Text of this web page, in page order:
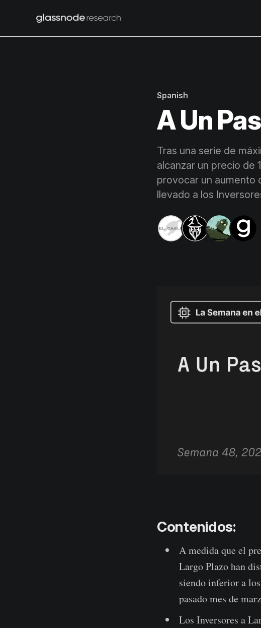
Spanish
A Un
Tras una serie de
alcanzar un precio de
provocar un aumento
llevado a los
Contenidos:
A medida que el
Largo Plazo han
siendo inferior a
pasado mes de
Los Inversores a